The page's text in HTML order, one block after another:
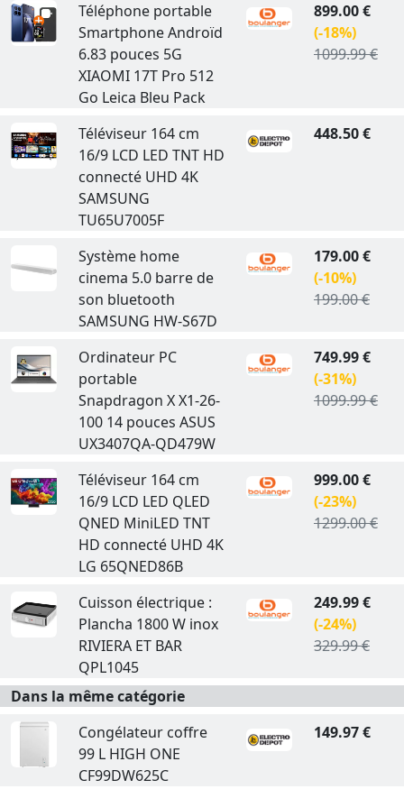
Téléphone portable
Smartphone Androïd
6.83 pouces 5G
XIAOMI 17T Pro 512
Go Leica Bleu Pack
899.00 €
(-18%)
1099.99 €
Téléviseur 164 cm
16/9 LCD LED TNT HD
connecté UHD 4K
SAMSUNG
TU65U7005F
448.50 €
Système home
cinema 5.0 barre de
son bluetooth
SAMSUNG HW-S67D
179.00 €
(-10%)
199.00 €
Ordinateur PC
portable
Snapdragon X X1-26-
100 14 pouces ASUS
UX3407QA-QD479W
749.99 €
(-31%)
1099.99 €
Téléviseur 164 cm
16/9 LCD LED QLED
QNED MiniLED TNT
HD connecté UHD 4K
LG 65QNED86B
999.00 €
(-23%)
1299.00 €
Cuisson électrique :
Plancha 1800 W inox
RIVIERA ET BAR
QPL1045
249.99 €
(-24%)
329.99 €
Dans la même catégorie
Congélateur coffre
99 L HIGH ONE
CF99DW625C
149.97 €